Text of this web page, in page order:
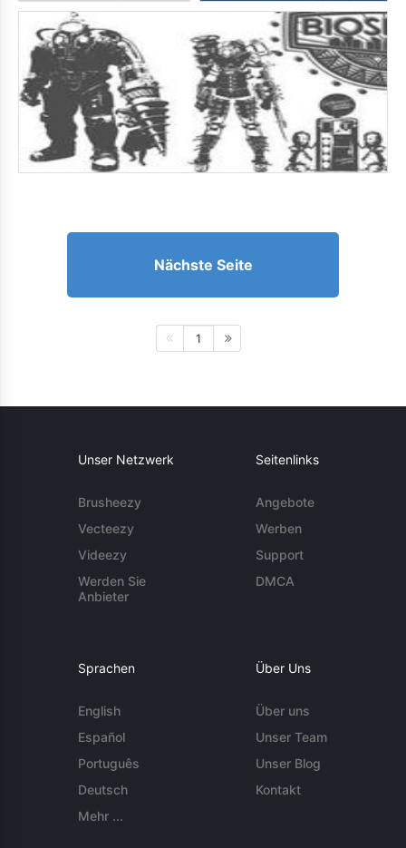
Nächste Seite
1
Unser Netzwerk
Brusheezy
Vecteezy
Videezy
Werden Sie
Anbieter
Seitenlinks
Angebote
Werben
Support
DMCA
Sprachen
English
Español
Português
Deutsch
Mehr ...
Über Uns
Über uns
Unser Team
Unser Blog
Kontakt